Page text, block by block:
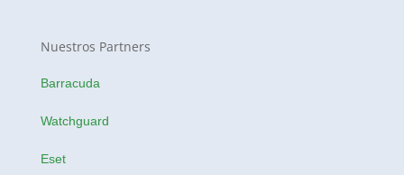
Nuestros Partners
Barracuda
Watchguard
Eset